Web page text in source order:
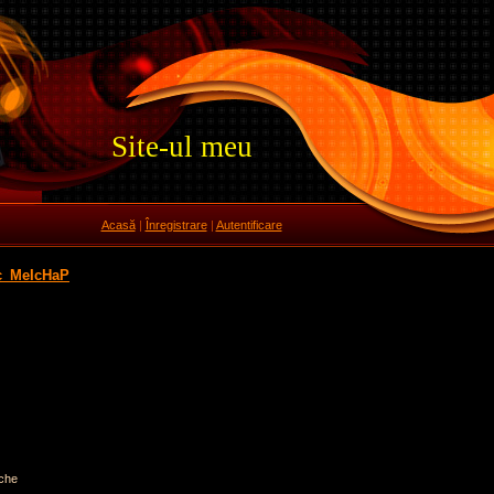
Site-ul meu
Acasă| Înregistrare| Autentificare